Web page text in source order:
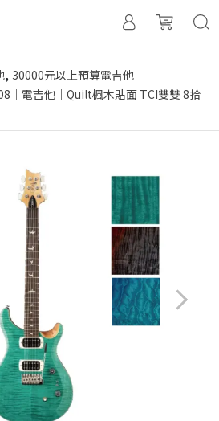
, 30000元以上預算電吉他
｜電吉他｜Quilt楓木貼面 TCI雙雙 8拾